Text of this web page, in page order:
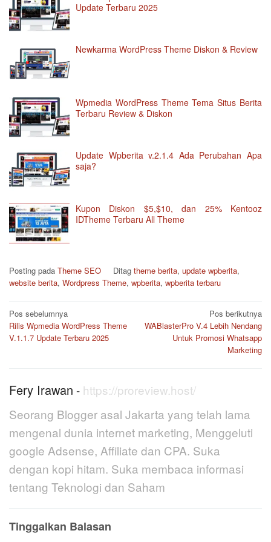
Update Terbaru 2025
Newkarma WordPress Theme Diskon & Review
Wpmedia WordPress Theme Tema Situs Berita
Terbaru Review & Diskon
Update Wpberita v.2.1.4 Ada Perubahan Apa
saja?
Kupon Diskon $5,$10, dan 25% Kentooz
IDTheme Terbaru All Theme
Posting pada Theme SEO Ditag theme berita, update wpberita,
website berita, Wordpress Theme, wpberita, wpberita terbaru
Navigasi
pos
Pos sebelumnya
Rilis Wpmedia WordPress Theme
V.1.1.7 Update Terbaru 2025
Pos berikutnya
WABlasterPro V.4 Lebih Nendang
Untuk Promosi Whatsapp
Marketing
Fery Irawan - https://proreview.host/
Seorang Blogger asal Jakarta yang telah lama
mengenal dunia internet marketing, Menggeluti
google Adsense, Affiliate dan CPA. Suka
dengan kopi hitam. Suka membaca informasi
tentang Teknologi dan Saham
Tinggalkan Balasan